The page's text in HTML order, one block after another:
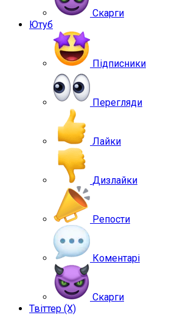
Скарги
Ютуб
Підписники
Перегляди
Лайки
Дизлайки
Репости
Коментарі
Скарги
Твіттер (X)